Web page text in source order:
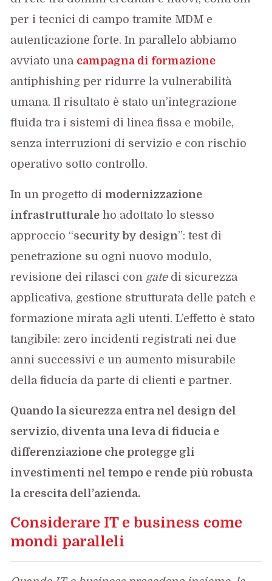
per i tecnici di campo tramite MDM e
autenticazione forte. In parallelo abbiamo
avviato una campagna di formazione
antiphishing per ridurre la vulnerabilità
umana. Il risultato è stato un’integrazione
fluida tra i sistemi di linea fissa e mobile,
senza interruzioni di servizio e con rischio
operativo sotto controllo.
In un progetto di modernizzazione
infrastrutturale ho adottato lo stesso
approccio “security by design”: test di
penetrazione su ogni nuovo modulo,
revisione dei rilasci con gatedi sicurezza
applicativa, gestione strutturata delle patch e
formazione mirata agli utenti. L’effetto è stato
tangibile: zero incidenti registrati nei due
anni successivi e un aumento misurabile
della fiducia da parte di clienti e partner.
Quando la sicurezza entra nel design del
servizio, diventa una leva di fiducia e
differenziazione che protegge gli
investimenti nel tempo e rende più robusta
la crescita dell’azienda.
Considerare IT e business come
mondi paralleli